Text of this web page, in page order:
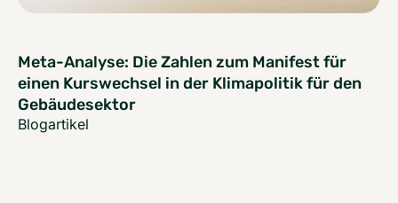
Meta-Analyse: Die Zahlen zum Manifest für
einen Kurswechsel in der Klimapolitik für den
Gebäudesektor
Blogartikel